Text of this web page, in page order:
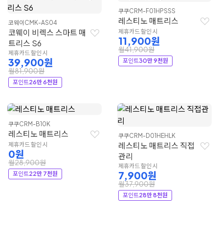
코웨이 CMK-AS04
코웨이 비렉스 스마트 매
트리스 S6
제휴카드 할인 시
39,900원
월81,900원
포인트26만 6천원
쿠쿠CRM-F01HPSSS
레스티노 매트리스
제휴카드 할인 시
11,900원
월41,900원
포인트30만 9천원
쿠쿠CRM-B10K
레스티노 매트리스
제휴카드 할인 시
0원
월28,900원
포인트22만 7천원
쿠쿠CRM-D01HEHLK
레스티노 매트리스 직접
관리
제휴카드 할인 시
7,900원
월37,900원
포인트28만 8천원